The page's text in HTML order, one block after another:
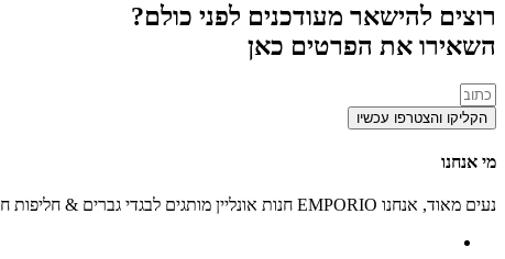
רוצים להישאר מעודכנים לפני כולם?
השאירו את הפרטים כאן
הקליקו והצטרפו עכשיו
מי אנחנו
נעים מאוד, אנחנו EMPORIO חנות אונליין מותגים לבגדי גברים & חליפות חתן וערב. מזמינים אתכם אל הסניף הראשי וליהנות מכל העולמות של אופנת בוטיק איכותית לגברים.